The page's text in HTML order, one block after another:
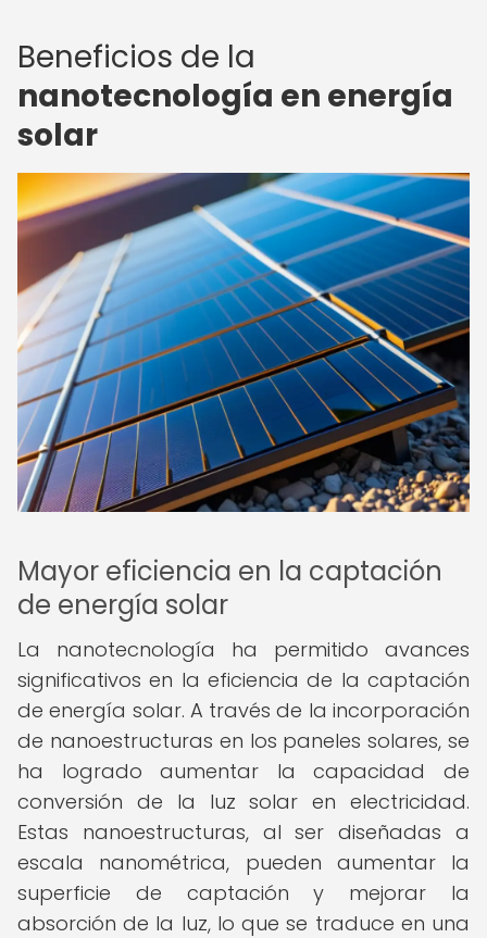
Beneficios de la
nanotecnología en energía
solar
Mayor eficiencia en la captación
de energía solar
La nanotecnología ha permitido avances
significativos en la eficiencia de la captación
de energía solar. A través de la incorporación
de nanoestructuras en los paneles solares, se
ha logrado aumentar la capacidad de
conversión de la luz solar en electricidad.
Estas nanoestructuras, al ser diseñadas a
escala nanométrica, pueden aumentar la
superficie de captación y mejorar la
absorción de la luz, lo que se traduce en una